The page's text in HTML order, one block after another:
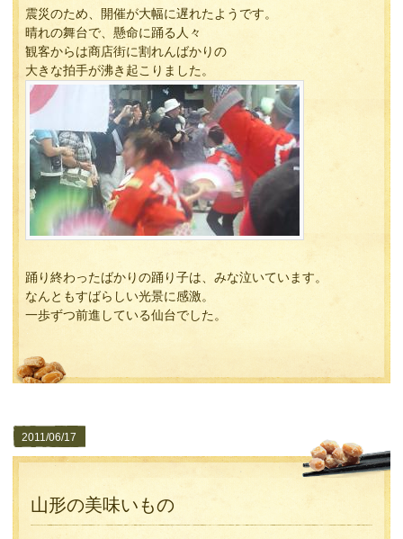
震災のため、開催が大幅に遅れたようです。
晴れの舞台で、懸命に踊る人々
観客からは商店街に割れんばかりの
大きな拍手が沸き起こりました。
踊り終わったばかりの踊り子は、みな泣いています。
なんともすばらしい光景に感激。
一歩ずつ前進している仙台でした。
2011/06/17
山形の美味いもの